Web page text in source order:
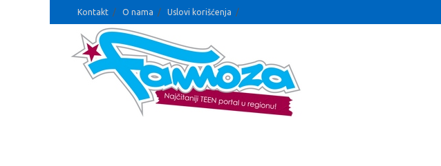
Kontakt O nama Uslovi korišćenja